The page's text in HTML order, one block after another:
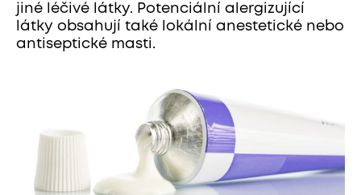
jiné léčivé látky. Potenciální alergizující
látky obsahují také lokální anestetické nebo
antiseptické masti.